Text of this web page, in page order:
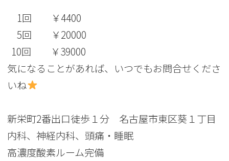
1回 ￥4400
5回 ￥20000
10回 ￥39000
気になることがあれば、いつでもお問合せくださ
いね
新栄町2番出口徒歩１分 名古屋市東区葵１丁目
内科、神経内科、頭痛・睡眠
高濃度酸素ルーム完備